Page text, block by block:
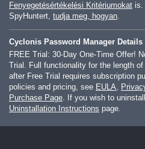
Fenyegetésértékelési Kritériumokat is.
SpyHuntert, tudja meg, hogyan
Cyclonis Password Manager Details
FREE Trial: 30-Day One-Time Offer!
Trial. Full functionality for the length
after Free Trial requires subscription
policies and pricing, see EULA
Purchase Page . If you wish to
Uninstallation Instructions page.